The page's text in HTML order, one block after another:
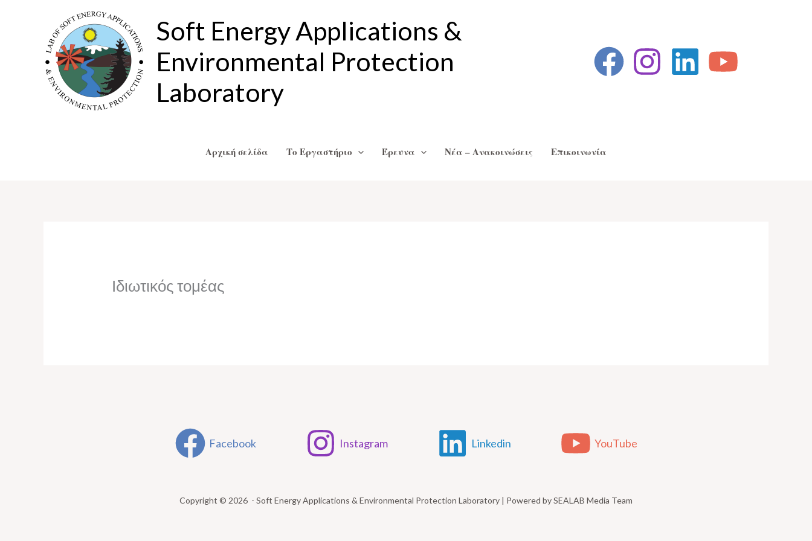
περιεχόμενο
Soft Energy Applications &
Environmental Protection
Laboratory
Αρχική σελίδα Το Εργαστήριο Έρευνα Νέα – Ανακοινώσεις Επικοινωνία
Ιδιωτικός τομέας
Facebook Instagram Linkedin YouTube
Copyright © 2026 - Soft Energy Applications & Environmental Protection Laboratory | Powered by SEALAB Media Team